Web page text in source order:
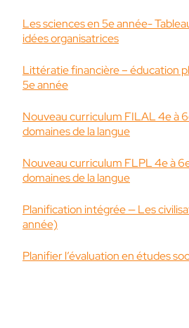
Les sciences en 5e année-
idées organisatrices
Littératie financière – éducation
5e année
Nouveau curriculum FILAL 4e à
domaines de la langue
Nouveau curriculum FLPL 4e à
domaines de la langue
Planification intégrée — Les
année)
Planifier l’évaluation en études